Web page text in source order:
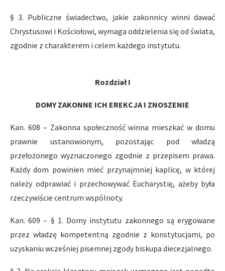
§ 3. Publiczne świadectwo, jakie zakonnicy winni dawać
Chrystusowi i Kościołowi, wymaga oddzielenia się od świata,
zgodnie z charakterem i celem każdego instytutu.
Rozdział I
DOMY ZAKONNE ICH EREKCJA I ZNOSZENIE
Kan. 608 – Zakonna społeczność winna mieszkać w domu
prawnie ustanowionym, pozostając pod władzą
przełożonego wyznaczonego zgodnie z przepisem prawa.
Każdy dom powinien mieć przynajmniej kaplicę, w której
należy odprawiać i przechowywać Eucharystię, ażeby była
rzeczywiście centrum wspólnoty.
Kan. 609 – § 1. Domy instytutu zakonnego są erygowane
przez władzę kompetentną zgodnie z konstytucjami, po
uzyskaniu wcześniej pisemnej zgody biskupa diecezjalnego.